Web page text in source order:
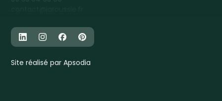
Site réalisé par Apsodia